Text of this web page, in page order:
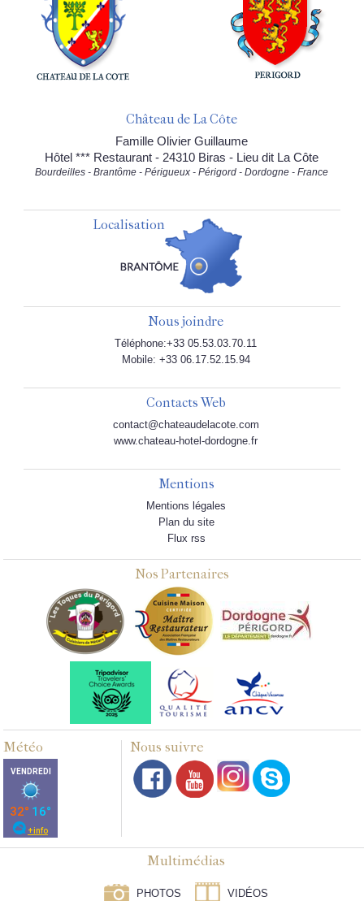
Château de La Côte
Famille Olivier Guillaume
Hôtel *** Restaurant - 24310 Biras - Lieu dit La Côte
Bourdeilles - Brantôme - Périgueux - Périgord - Dordogne - France
Localisation
Nous joindre
Téléphone:+33 05.53.03.70.11
Mobile: +33 06.17.52.15.94
Contacts Web
contact@chateaudelacote.com
www.chateau-hotel-dordogne.fr
Mentions
Mentions légales
Plan du site
Flux rss
Nos Partenaires
Météo Nous suivre
Multimédias
PHOTOS VIDÉOS